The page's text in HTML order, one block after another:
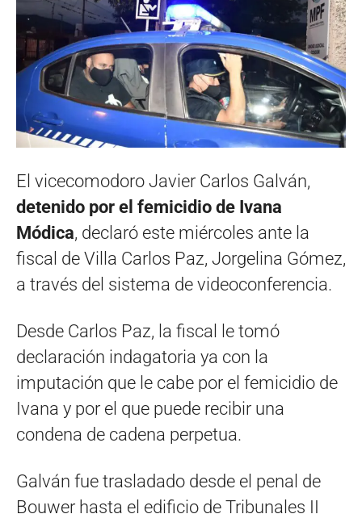
El vicecomodoro Javier Carlos Galván,
detenido por el femicidio de Ivana
Módica, declaró este miércoles ante la
fiscal de Villa Carlos Paz, Jorgelina Gómez,
a través del sistema de videoconferencia.
Desde Carlos Paz, la fiscal le tomó
declaración indagatoria ya con la
imputación que le cabe por el femicidio de
Ivana y por el que puede recibir una
condena de cadena perpetua.
Galván fue trasladado desde el penal de
Bouwer hasta el edificio de Tribunales II